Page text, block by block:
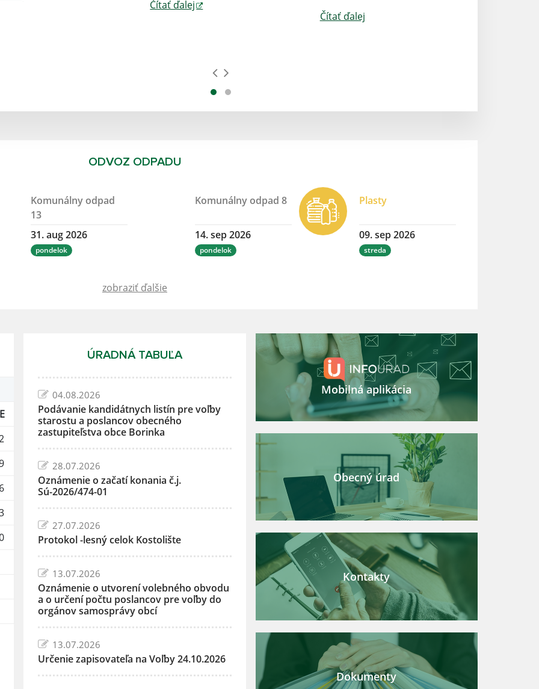
Čítať ďalej
Čítať ďalej
ODVOZ ODPADU
Komunálny odpad
13
31. aug 2026
pondelok
Komunálny odpad 8
14. sep 2026
pondelok
Plasty
09. sep 2026
streda
zobraziť ďalšie
ÚRADNÁ TABUĽA
04.08.2026
Podávanie kandidátnych listín pre voľby
starostu a poslancov obecného
zastupiteľstva obce Borinka
28.07.2026
Oznámenie o začatí konania č.j.
Sú-2026/474-01
27.07.2026
Protokol -lesný celok Kostolište
13.07.2026
Oznámenie o utvorení volebného obvodu
a o určení počtu poslancov pre voľby do
orgánov samosprávy obcí
13.07.2026
Určenie zapisovateľa na Voľby 24.10.2026
Mobilná aplikácia
Obecný úrad
Kontakty
Dokumenty